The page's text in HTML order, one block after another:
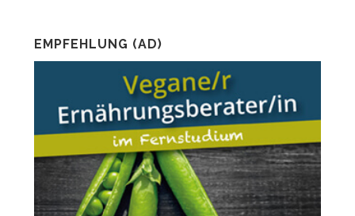
EMPFEHLUNG (AD)